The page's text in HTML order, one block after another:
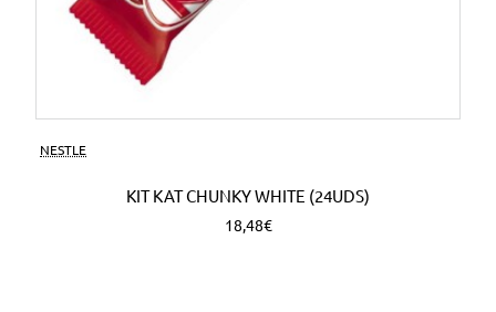
NESTLE
KIT KAT CHUNKY WHITE (24UDS)
18,48€